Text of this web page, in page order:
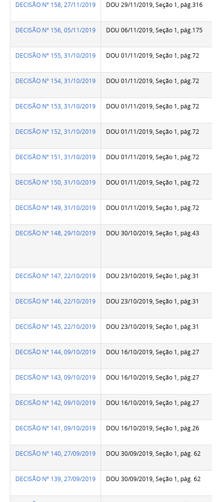
DECISÃO Nº 158, 27/11/2019 DOU 29/11/2019, Seção 1, pág.316
DECISÃO Nº 156, 05/11/2019 DOU 06/11/2019, Seção 1, pág.175
DECISÃO Nº 155, 31/10/2019 DOU 01/11/2019, Seção 1, pág.72
DECISÃO Nº 154, 31/10/2019 DOU 01/11/2019, Seção 1, pág.72
DECISÃO Nº 153, 31/10/2019 DOU 01/11/2019, Seção 1, pág.72
DECISÃO Nº 152, 31/10/2019 DOU 01/11/2019, Seção 1, pág.72
DECISÃO Nº 151, 31/10/2019 DOU 01/11/2019, Seção 1, pág.72
DECISÃO Nº 150, 31/10/2019 DOU 01/11/2019, Seção 1, pág.72
DECISÃO Nº 149, 31/10/2019 DOU 01/11/2019, Seção 1, pág.72
DECISÃO Nº 148, 29/10/2019 DOU 30/10/2019, Seção 1, pág.43
DECISÃO Nº 147, 22/10/2019 DOU 23/10/2019, Seção 1, pág.31
DECISÃO Nº 146, 22/10/2019 DOU 23/10/2019, Seção 1, pág.31
DECISÃO Nº 145, 22/10/2019 DOU 23/10/2019, Seção 1, pág.31
DECISÃO Nº 144, 09/10/2019 DOU 16/10/2019, Seção 1, pág.27
DECISÃO Nº 143, 09/10/2019 DOU 16/10/2019, Seção 1, pág.27
DECISÃO Nº 142, 09/10/2019 DOU 16/10/2019, Seção 1, pág.27
DECISÃO Nº 141, 09/10/2019 DOU 16/10/2019, Seção 1, pág.26
DECISÃO Nº 140, 27/09/2019 DOU 30/09/2019, Seção 1, pág. 62
DECISÃO Nº 139, 27/09/2019 DOU 30/09/2019, Seção 1, pág. 62